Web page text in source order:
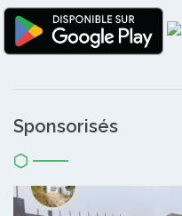
Sponsorisés